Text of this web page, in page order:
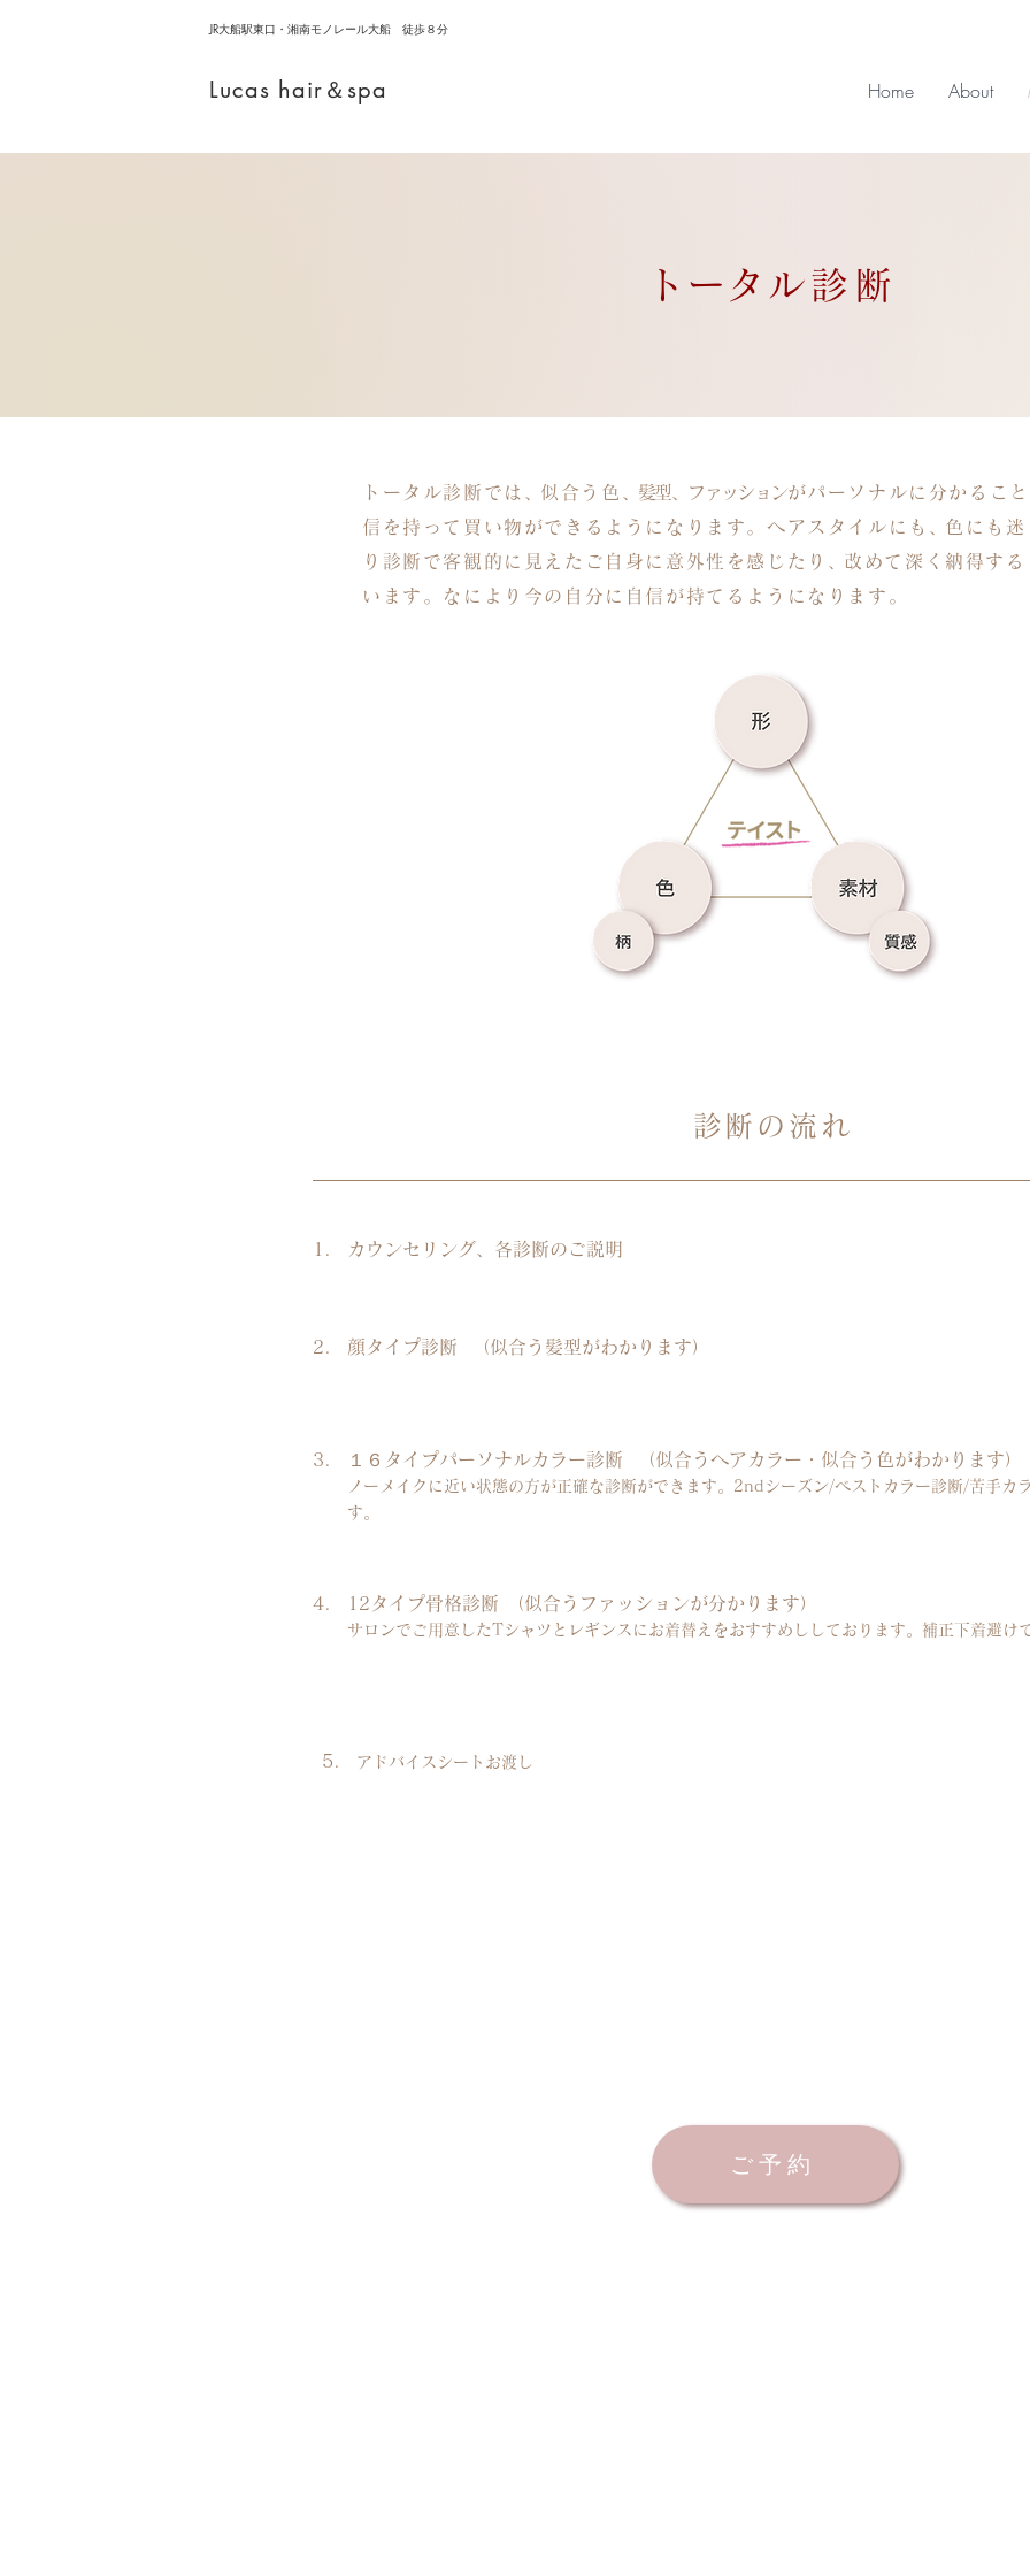
​JR大船駅東口・湘南モノレール大船 徒歩８分
​Lucas hair＆spa Home About
トータ ル診断
トータル診断では 似合う色 、髪型、ファッションがパーソナルに分かるこ
信を持って買い物ができるようになります。ヘアスタイル にも
色にも迷
り診断で客観的に見えたご自身に意外性を感じたり
改めて深く納得す
います。なにより今の自分に自信が持てるようになります。
診断の流れ
1. カウンセリング、各診断のご説明
2. 顔タイプ診断 （似合う髪型がわかります）
3. １６タイプパーソナルカラー診断 （似合うヘアカラー・似合う色がわかります
ノーメイクに近い状態の方が正確な診断ができます。2ndシーズン/ベストカラー診断/苦手カ
す。
4. 12タイプ骨格診断 （似合うファッションが分かります）
サロンでご用意したTシャツとレギンスにお着替えをおすすめししております。 補正下着避け
5. ​アドバイスシートお渡し
ご予約